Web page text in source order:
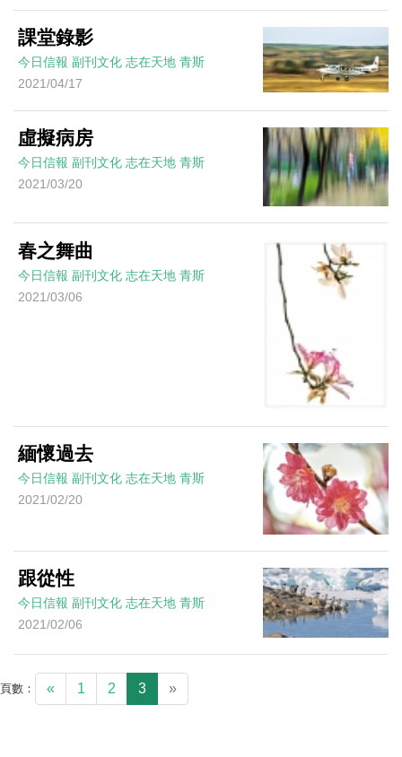
課堂錄影
今日信報 副刊文化 志在天地 青斯
2021/04/17
虛擬病房
今日信報 副刊文化 志在天地 青斯
2021/03/20
春之舞曲
今日信報 副刊文化 志在天地 青斯
2021/03/06
緬懷過去
今日信報 副刊文化 志在天地 青斯
2021/02/20
跟從性
今日信報 副刊文化 志在天地 青斯
2021/02/06
頁數： « 1 2 3 »